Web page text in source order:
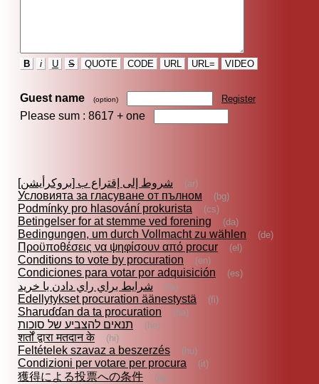
B i U S QUOTE CODE URL URL= VIDEO
Guest name (option) Register
Please sum : 8617 + one
شروط إلى إقتراع ب [بروكرأيشن] (ar)
Условията за гласуване от пълном (bg)
Podmínky pro hlasování prokurista (cs)
Betingelser for at stemme ved forening (da)
Bedingungen, um durch Vollmacht zu wählen (de)
Προϋποθέσεις να ψηφίσουν από procur (el)
Conditions to vote by procuration (en)
Condiciones para votar por adquisición (es)
شرايط براي راي دادن با خريد (fa)
Edellytykset procuration äänestystä (fi)
Sharuɗɗan da ta procuration (ha)
תנאים להצביע של סוכות (he)
शर्तों द्वारा मतदान के (hi)
Feltételek szavaz a beszerzés (hu)
Condizioni per votare per procura (it)
獲得による投票への条件 (ja)